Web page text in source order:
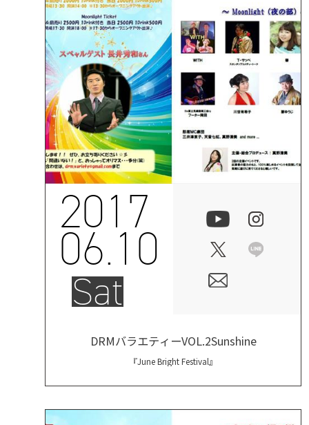
2017
06.10
Sat
DRMバラエティーVOL.2Sunshine
『June Bright Festival』